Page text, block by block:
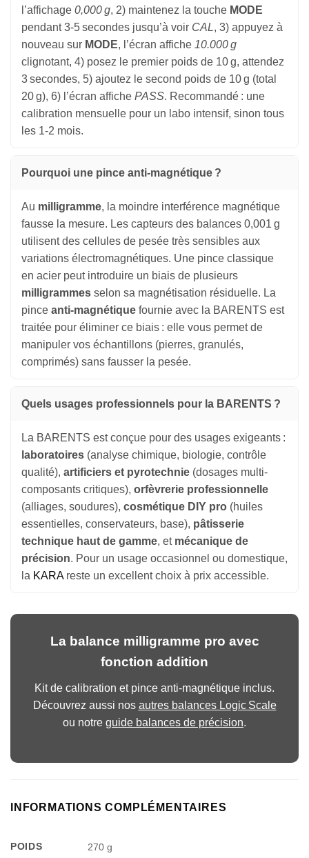
l’affichage 0,000 g, 2) maintenez la touche MODE
pendant 3-5 secondes jusqu’à voir CAL, 3) appuyez à
nouveau sur MODE, l’écran affiche 10.000 g
clignotant, 4) posez le premier poids de 10 g, attendez
3 secondes, 5) ajoutez le second poids de 10 g (total
20 g), 6) l’écran affiche PASS. Recommandé : une
calibration mensuelle pour un labo intensif, sinon tous
les 1-2 mois.
Pourquoi une pince anti-magnétique ?
Au milligramme, la moindre interférence magnétique
fausse la mesure. Les capteurs des balances 0,001 g
utilisent des cellules de pesée très sensibles aux
variations électromagnétiques. Une pince classique
en acier peut introduire un biais de plusieurs
milligrammes selon sa magnétisation résiduelle. La
pince anti-magnétique fournie avec la BARENTS est
traitée pour éliminer ce biais : elle vous permet de
manipuler vos échantillons (pierres, granulés,
comprimés) sans fausser la pesée.
Quels usages professionnels pour la BARENTS ?
La BARENTS est conçue pour des usages exigeants :
laboratoires (analyse chimique, biologie, contrôle
qualité), artificiers et pyrotechnie (dosages multi-
composants critiques), orfèvrerie professionnelle
(alliages, soudures), cosmétique DIY pro (huiles
essentielles, conservateurs, base), pâtisserie
technique haut de gamme, et mécanique de
précision. Pour un usage occasionnel ou domestique,
la KARAreste un excellent choix à prix accessible.
La balance milligramme pro avec
fonction addition
Kit de calibration et pince anti-magnétique inclus.
Découvrez aussi nos autres balances Logic Scale
ou notre guide balances de précision.
INFORMATIONS COMPLÉMENTAIRES
POIDS 270 g
Appliquer les filtres